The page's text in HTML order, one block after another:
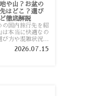
や山？お盆の
はどこ？選び
徹底解説
の国内旅行先を紹
は本当に快適なの
び方や混雑状況、
混雑を避けやすい
トまで旅行前に役
2026.07.15